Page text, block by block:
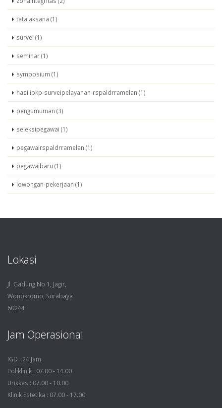
tatalaksana (1)
survei (1)
seminar (1)
symposium (1)
hasilipkp-surveipelayanan-rspaldrramelan (1)
pengumuman (3)
seleksipegawai (1)
pegawairspaldrramelan (1)
pegawaibaru (1)
lowongan-pekerjaan (1)
Lokasi
Jl. Gadung No.1, Jagir,
Wonokromo, Surabaya
60244
Jam Operasional
IGD : 24 Jam
Poliklinik : 07.00 - 14.00
Urikkes : 07.00 - 10.00
Klinik Estetika : 07.00 - 17.00